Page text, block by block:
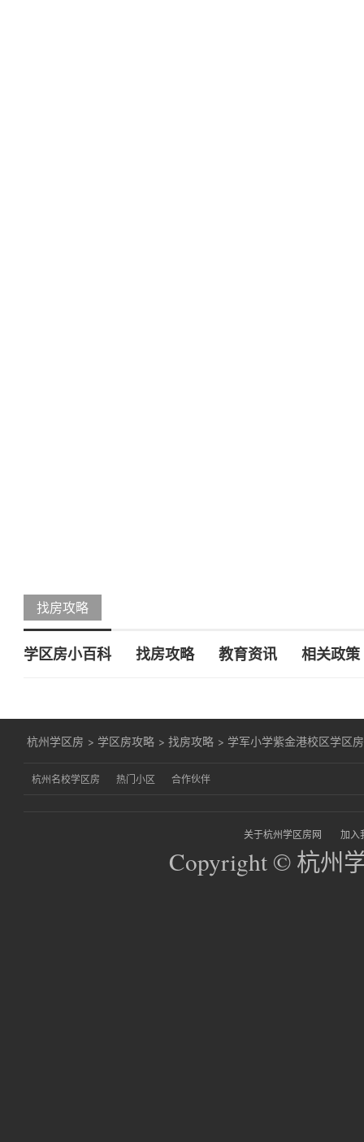
找房攻略
学区房小百科 找房攻略 教育资讯 相关政策
杭州学区房 > 学区房攻略 >找房攻略 > 学军小学紫金港校区学区
杭州名校学区房 热门小区 合作伙伴
关于杭州学区房网 加入
Copyright © 杭州